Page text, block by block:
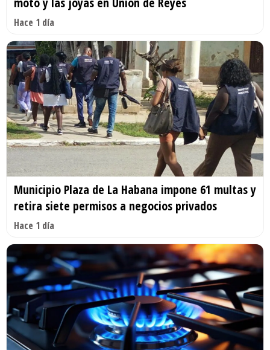
Hace 1 día
Municipio Plaza de La Habana impone 61 multas y
retira siete permisos a negocios privados
Hace 1 día